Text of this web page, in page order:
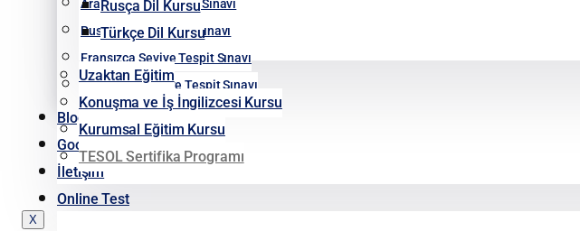
Arapça Seviye Tespit Sınavı
Rusça Seviye Tespit Sınavı
Fransızca Seviye Tespit Sınavı
İspanyolca Seviye Tespit Sınavı
Blog
Google Yorumlarımız
İletişim
X
Rusça Dil Kursu
Türkçe Dil Kursu
Uzaktan Eğitim
Konuşma ve İş İngilizcesi Kursu
Kurumsal Eğitim Kursu
TESOL Sertifika Programı
Online Test